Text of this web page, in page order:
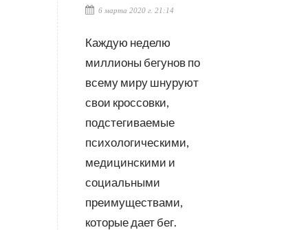
6 марта 2020 г. 21:14
Каждую неделю
миллионы бегунов по
всему миру шнуруют
свои кроссовки,
подстегиваемые
психологическими,
медицинскими и
социальными
преимуществами,
которые дает бег.